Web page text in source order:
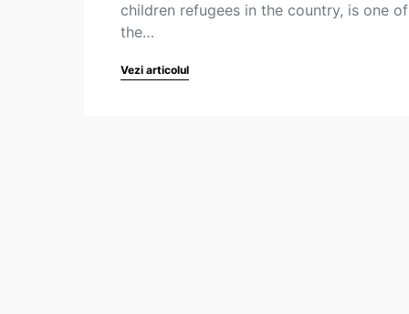
children refugees in the country, is one of
the…
Vezi articolul